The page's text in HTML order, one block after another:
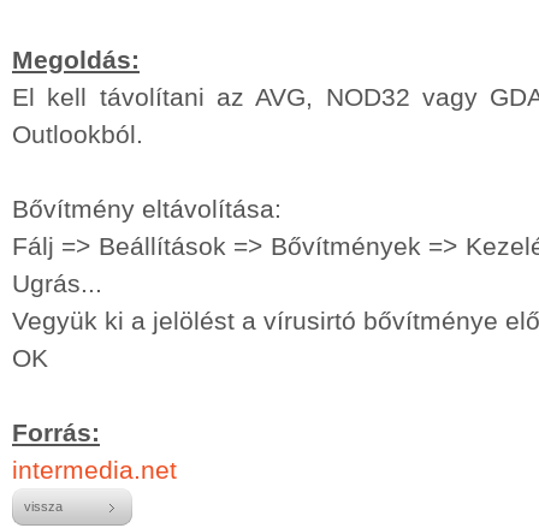
Megoldás:
El kell távolítani az AVG, NOD32 vagy
Outlookból.
Bővítmény eltávolítása:
Fálj => Beállítások => Bővítmények =>
Ugrás...
Vegyük ki a jelölést a vírusirtó bővítménye
OK
Forrás:
intermedia.net
vissza